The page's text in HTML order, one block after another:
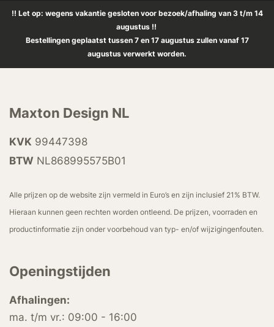
!! Let op: wegens vakantie gesloten voor bezoek/afhaling van 3 t/m 14
augustus !!
Bestellingen geplaatst tussen 7 en 17 augustus zullen vanaf 17
augustus verwerkt worden.
Maxton Design NL
KVK 99447398
BTW NL868995575B01
Alle prijzen op de website zijn vermeld in Euro’s en zijn inclusief 21% BTW.
Hieraan kunnen geen rechten worden ontleend. De prijzen, voorraden en
productinformatie zijn onder voorbehoud van typ- en/of wijzigingenfouten.
Openingstijden
Afhalingen:
ma. t/m vr.: 09:00 - 16:00